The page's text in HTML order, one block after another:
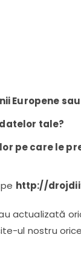
sau
tale?
pe care le
http://
actualizată
ul nostru